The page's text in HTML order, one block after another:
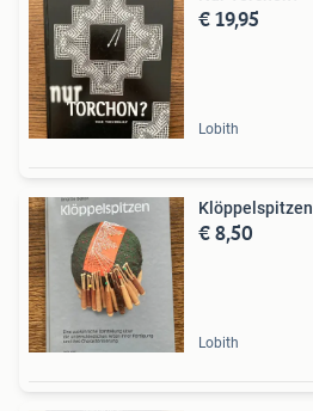
€ 19,95
Lobith
Klöppelspitzen
€ 8,50
Lobith